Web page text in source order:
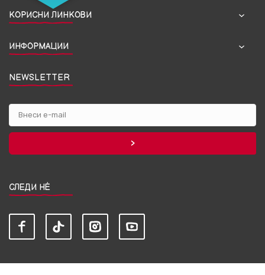
КОРИСНИ ЛИНКОВИ
ИНФОРМАЦИИ
NEWSLETTER
СЛЕДИ НЀ